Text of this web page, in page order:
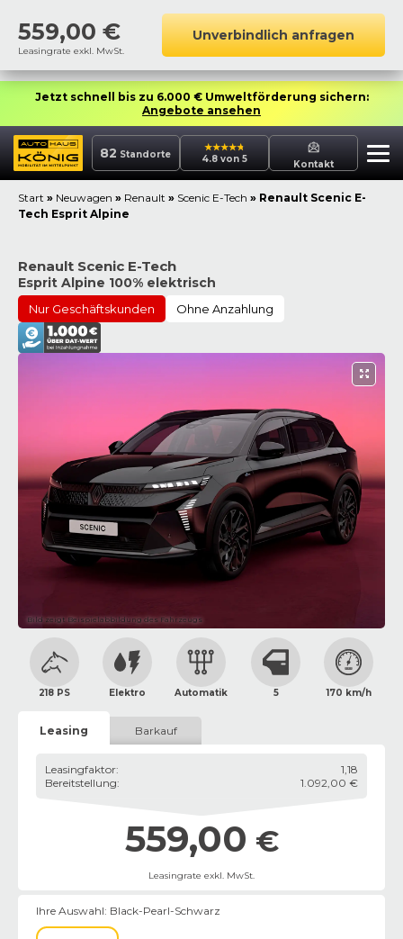
559,00 €
Leasingrate exkl. MwSt.
Unverbindlich anfragen
Jetzt schnell bis zu 6.000 € Umweltförderung sichern:
Angebote ansehen
82 Standorte 4.8 von 5 Kontakt
Start » Neuwagen » Renault » Scenic E-Tech » Renault Scenic E-
Tech Esprit Alpine
Renault Scenic E-Tech
Esprit Alpine 100% elektrisch
Nur Geschäftskunden Ohne Anzahlung
Bild zeigt Beispielabbildung des Fahrzeugs
218 PS Elektro Automatik 5 170 km/h
Leasing Barkauf
Leasingfaktor:
1,18
Bereitstellung: 1.092,00 €
559,00 €
Leasingrate exkl. MwSt.
Ihre Auswahl: Black-Pearl-Schwarz